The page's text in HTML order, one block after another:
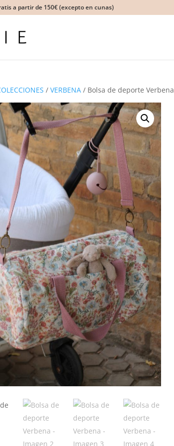
a partir de 150€ (excepto en cunas)
/VERBENA / Bolsa de deporte Verbena